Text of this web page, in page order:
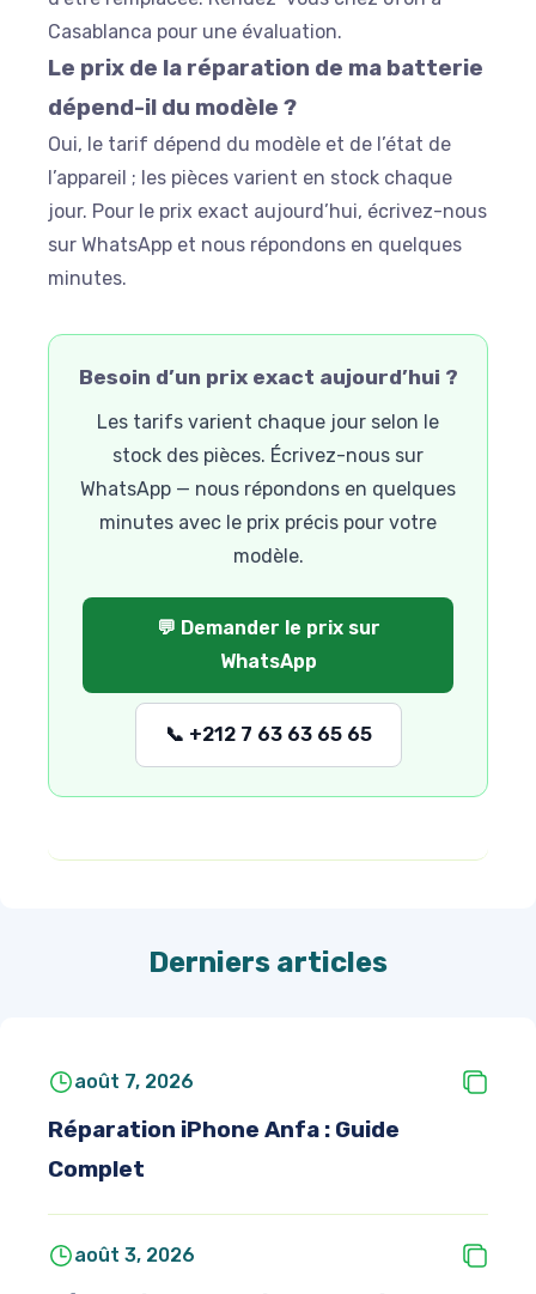
Casablanca pour une évaluation.
Le prix de la réparation de ma batterie
dépend-il du modèle ?
Oui, le tarif dépend du modèle et de l’état de
l’appareil ; les pièces varient en stock chaque
jour. Pour le prix exact aujourd’hui, écrivez-nous
sur WhatsApp et nous répondons en quelques
minutes.
Besoin d’un prix exact aujourd’hui ?
Les tarifs varient chaque jour selon le
stock des pièces. Écrivez-nous sur
WhatsApp — nous répondons en quelques
minutes avec le prix précis pour votre
modèle.
💬 Demander le prix sur
WhatsApp
📞 +212 7 63 63 65 65
Derniers articles
août 7, 2026
Réparation iPhone Anfa : Guide
Complet
août 3, 2026